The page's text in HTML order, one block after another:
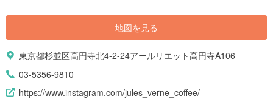
地図を見る
東京都杉並区高円寺北4-2-24アールリエット高円寺A106
03-5356-9810
https://www.instagram.com/jules_verne_coffee/